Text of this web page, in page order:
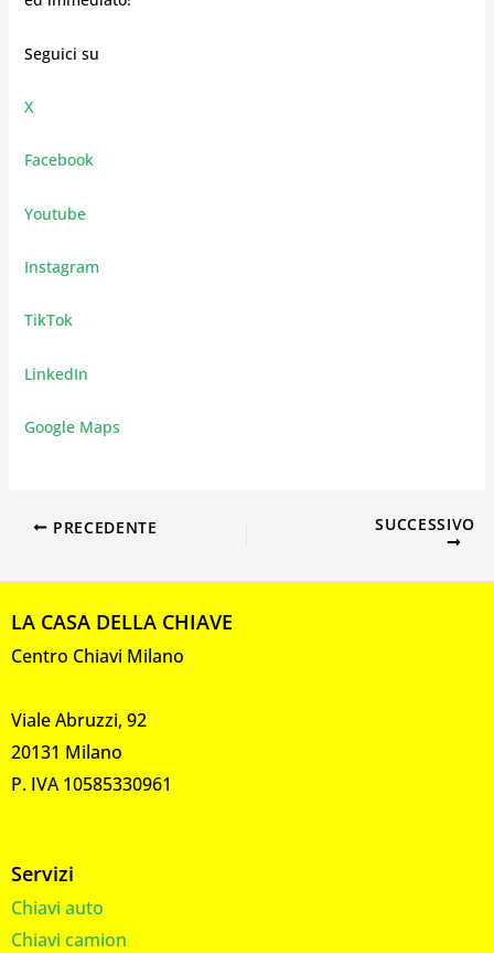
Seguici su
X
Facebook
Youtube
Instagram
TikTok
LinkedIn
Google Maps
PRECEDENTE SUCCESSIVO
LA CASA DELLA CHIAVE
Centro Chiavi Milano
Viale Abruzzi, 92
20131 Milano
P. IVA 10585330961
Servizi
Chiavi auto
Chiavi camion